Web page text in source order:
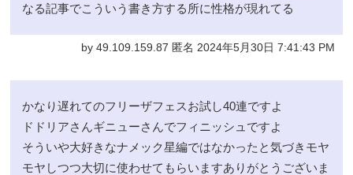
なる記事でこういう書き方する所に性格が現れてる
by 49.109.159.87 匿名 2024年5月30日 7:41:43 PM
かなり遅れてのフリーザフェスお試し40連ですよ
ドドリアさんギニューさんでフィニッシュですよ
そういや大好きなナメック星編ではなかったと気づきモヤ
モヤしつつ大切に使わせてもらいますありがとうございま